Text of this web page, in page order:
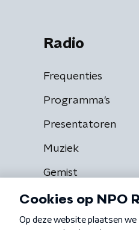
Radio
Frequenties
Programma's
Presentatoren
Muziek
Gemist